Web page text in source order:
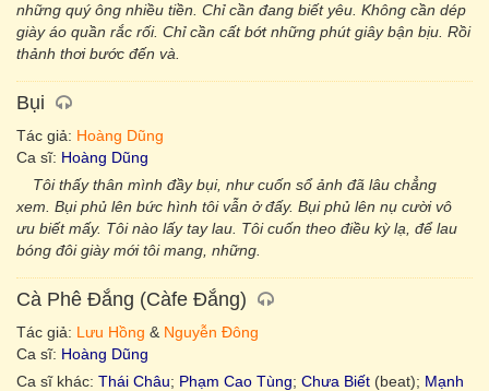
những quý ông nhiều tiền. Chỉ cần đang biết yêu. Không cần dép
giày áo quần rắc rối. Chỉ cần cất bớt những phút giây bận bịu. Rồi
thảnh thơi bước đến và.
Bụi
Tác giả: Hoàng Dũng
Ca sĩ: Hoàng Dũng
Tôi thấy thân mình đầy bụi, như cuốn sổ ảnh đã lâu chẳng
xem. Bụi phủ lên bức hình tôi vẫn ở đấy. Bụi phủ lên nụ cười vô
ưu biết mấy. Tôi nào lấy tay lau. Tôi cuốn theo điều kỳ lạ, để lau
bóng đôi giày mới tôi mang, những.
Cà Phê Đắng (Càfe Đắng)
Tác giả: Lưu Hồng & Nguyễn Đông
Ca sĩ: Hoàng Dũng
Ca sĩ khác: Thái Châu; Phạm Cao Tùng; Chưa Biết (beat); Mạnh